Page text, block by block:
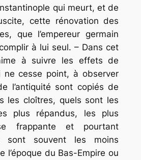
qui meurt, et de
cette rénovation des
que l’empereur germain
à lui seul. – Dans cet
à suivre les effets de
cesse point, à observer
l’antiquité sont copiés de
les cloîtres, quels sont les
plus répandus, les plus
frappante et pourtant
sont souvent les moins
l’époque du Bas-Empire ou